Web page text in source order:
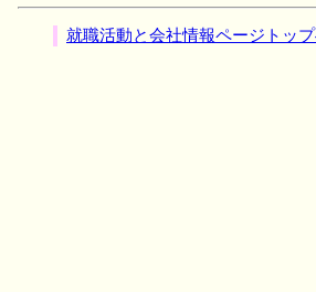
就職活動と会社情報ページトッ